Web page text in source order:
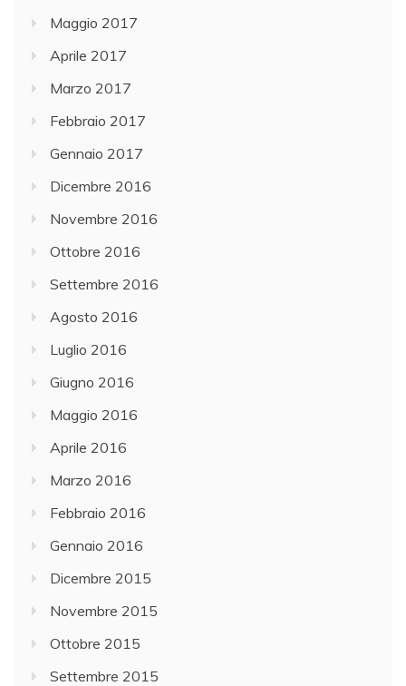
Maggio 2017
Aprile 2017
Marzo 2017
Febbraio 2017
Gennaio 2017
Dicembre 2016
Novembre 2016
Ottobre 2016
Settembre 2016
Agosto 2016
Luglio 2016
Giugno 2016
Maggio 2016
Aprile 2016
Marzo 2016
Febbraio 2016
Gennaio 2016
Dicembre 2015
Novembre 2015
Ottobre 2015
Settembre 2015